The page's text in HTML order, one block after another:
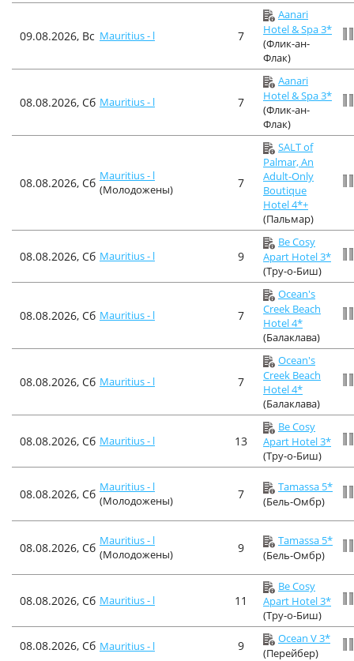
09.08.2026, Вс Mauritius - l 7
Aanari
Hotel & Spa 3*
(Флик-ан-
Флак)
08.08.2026, Сб Mauritius - l 7
Aanari
Hotel & Spa 3*
(Флик-ан-
Флак)
08.08.2026, Сб Mauritius - l
(Молодожены)
7
SALT of
Palmar, An
Adult-Only
Boutique
Hotel 4*+
(Пальмар)
08.08.2026, Сб Mauritius - l 9
Be Cosy
Apart Hotel 3*
(Тру-о-Биш)
08.08.2026, Сб Mauritius - l 7
Ocean's
Creek Beach
Hotel 4*
(Балаклава)
08.08.2026, Сб Mauritius - l 7
Ocean's
Creek Beach
Hotel 4*
(Балаклава)
08.08.2026, Сб Mauritius - l 13
Be Cosy
Apart Hotel 3*
(Тру-о-Биш)
08.08.2026, Сб Mauritius - l
(Молодожены)
7
Tamassa 5*
(Бель-Омбр)
08.08.2026, Сб Mauritius - l
(Молодожены)
9
Tamassa 5*
(Бель-Омбр)
08.08.2026, Сб Mauritius - l 11
Be Cosy
Apart Hotel 3*
(Тру-о-Биш)
08.08.2026, Сб Mauritius - l 9
Ocean V 3*
(Перейбер)